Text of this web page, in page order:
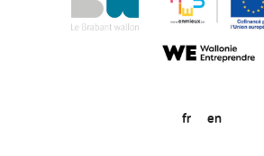
fr en